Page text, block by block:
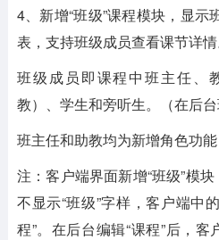
4、新增“班级”课程模块，显
表，支持班级成员查看课节详情
班级成员即课程中班主任、
教）、学生和旁听生。（在后台
班主任和助教均为新增角色功能
注：客户端界面新增“班级”模
不显示“班级”字样，客户端中
程”。在后台编辑“课程”后，客